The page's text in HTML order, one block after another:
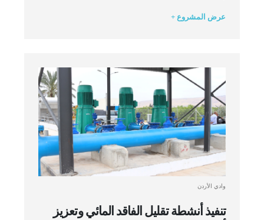
عرض المشروع +
وادي الأردن
تنفيذ أنشطة تقليل الفاقد المائي وتعزيز